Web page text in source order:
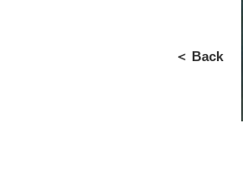
＜ Back